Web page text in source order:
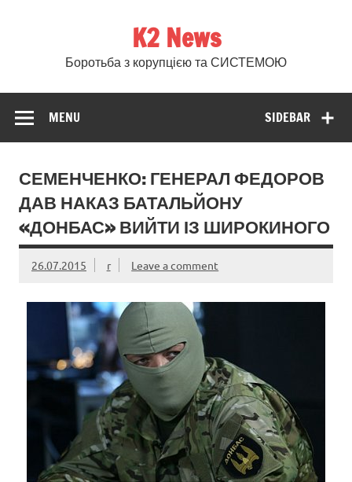
K2 News
Боротьба з корупцією та СИСТЕМОЮ
SIDEBAR
MENU
СЕМЕНЧЕНКО: ГЕНЕРАЛ ФЕДОРОВ
ДАВ НАКАЗ БАТАЛЬЙОНУ
«ДОНБАС» ВИЙТИ ІЗ ШИРОКИНОГО
26.07.2015 r Leave a comment